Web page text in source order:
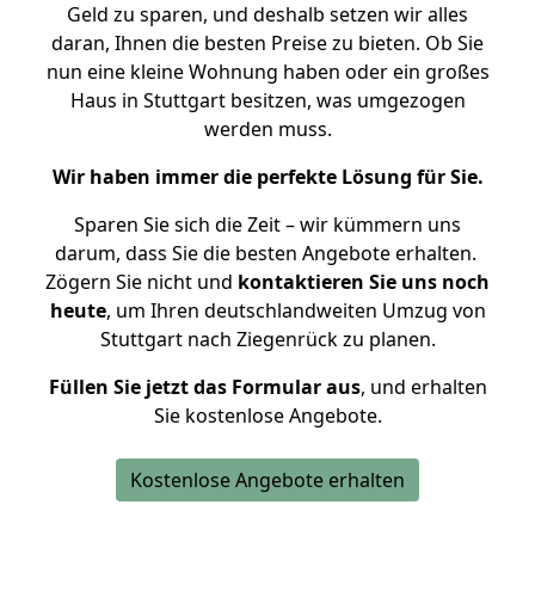
Geld zu sparen, und deshalb setzen wir alles
daran, Ihnen die besten Preise zu bieten. Ob Sie
nun eine kleine Wohnung haben oder ein großes
Haus in Stuttgart besitzen, was umgezogen
werden muss.
Wir haben immer die perfekte Lösung für Sie.
Sparen Sie sich die Zeit – wir kümmern uns
darum, dass Sie die besten Angebote erhalten.
Zögern Sie nicht und kontaktieren Sie uns noch
heute, um Ihren deutschlandweiten Umzug von
Stuttgart nach Ziegenrück zu planen.
Füllen Sie jetzt das Formular aus, und erhalten
Sie kostenlose Angebote.
Kostenlose Angebote erhalten